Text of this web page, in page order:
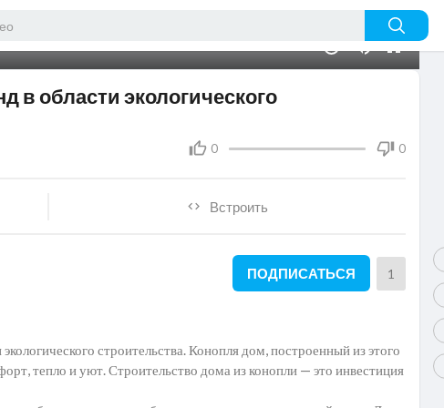
в области экологического
0 0
Встроить
ПОДПИСАТЬСЯ 1
строительства. Конопля дом, построенный из этого
тепло и уют. Строительство дома из конопли — это инвестиция